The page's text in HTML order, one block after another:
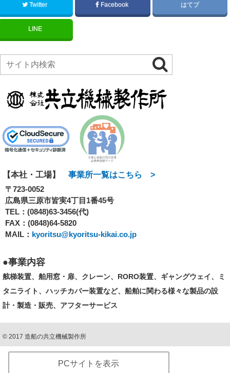
Twitter Facebook はてブ
LINE
【本社・工場】 事業所一覧はこちら >
〒723-0052
広島県三原市皆実4丁目1番45号
TEL： (0848)63-3456(代)
FAX：(0848)64-5820
MAIL： kyoritsu@kyoritsu-kikai.co.jp
事業内容
舷梯装置、舶用窓・扉、クレーン、RORO装置、ギャングウェイ、ミ
タニライト、ハッチカバー装置など、船舶に関わる様々な製品の設
計・製造・販売、アフターサービス
© 2017 造船の共立機械製作所
PCサイトを表示